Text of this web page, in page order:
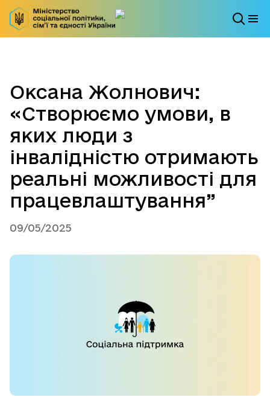
Оксана Жолнович:
«Створюємо умови, в
яких люди з
інвалідністю отримають
реальні можливості для
працевлаштування”
09/05/2025